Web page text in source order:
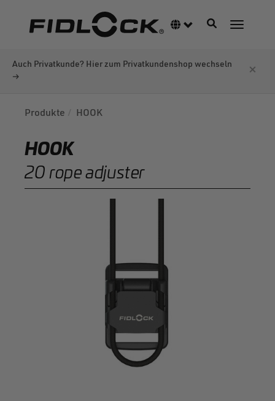
Sprachumschalter
Navigation
Auch Privatkunde? Hier zum Privatkundenshop wechseln
→
×
Produkte HOOK
HOOK
20 rope adjuster